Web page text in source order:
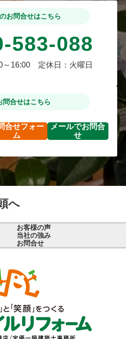
お問合せはこちら
583-088
～16:00 定休日：火曜日
問合せはこちら
合せフォー
ム
メールでお問合
せ
へ
お客様の声
当社の強み
お問合せ